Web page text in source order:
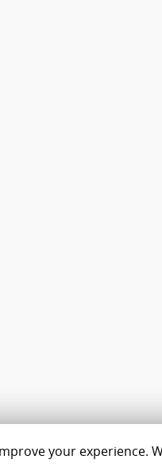
your experience.